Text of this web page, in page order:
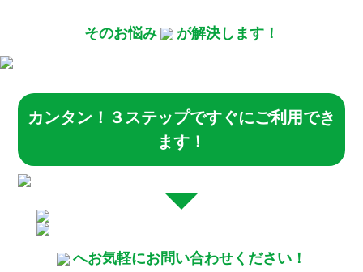
そのお悩み が解決します！
カンタン！３ステップですぐにご利用でき
ます！
へお気軽にお問い合わせください！